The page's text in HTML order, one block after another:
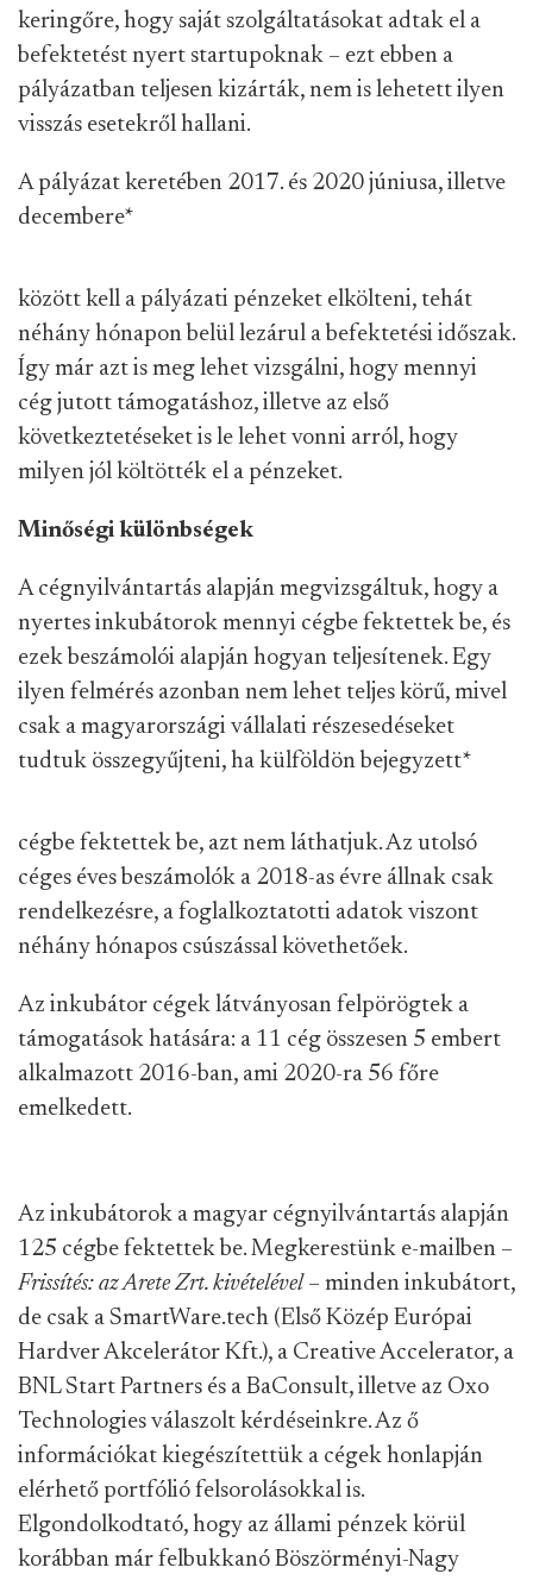
keringőre, hogy saját szolgáltatásokat adtak el a
befektetést nyert startupoknak – ezt ebben a
pályázatban teljesen kizárták, nem is lehetett ilyen
visszás esetekről hallani.
A pályázat keretében 2017. és 2020 júniusa, illetve
decembere*
között kell a pályázati pénzeket elkölteni, tehát
néhány hónapon belül lezárul a befektetési időszak.
Így már azt is meg lehet vizsgálni, hogy mennyi
cég jutott támogatáshoz, illetve az első
következtetéseket is le lehet vonni arról, hogy
milyen jól költötték el a pénzeket.
Minőségi különbségek
A cégnyilvántartás alapján megvizsgáltuk, hogy a
nyertes inkubátorok mennyi cégbe fektettek be, és
ezek beszámolói alapján hogyan teljesítenek. Egy
ilyen felmérés azonban nem lehet teljes körű, mivel
csak a magyarországi vállalati részesedéseket
tudtuk összegyűjteni, ha külföldön bejegyzett*
cégbe fektettek be, azt nem láthatjuk. Az utolsó
céges éves beszámolók a 2018-as évre állnak csak
rendelkezésre, a foglalkoztatotti adatok viszont
néhány hónapos csúszással követhetőek.
Az inkubátor cégek látványosan felpörögtek a
támogatások hatására: a 11 cég összesen 5 embert
alkalmazott 2016-ban, ami 2020-ra 56 főre
emelkedett.
Az inkubátorok a magyar cégnyilvántartás alapján
125 cégbe fektettek be. Megkerestünk e-mailben –
Frissítés: az Arete Zrt. kivételével – minden inkubátort,
de csak a SmartWare.tech (Első Közép Európai
Hardver Akcelerátor Kft.), a Creative Accelerator, a
BNL Start Partners és a BaConsult, illetve az Oxo
Technologies válaszolt kérdéseinkre. Az ő
információkat kiegészítettük a cégek honlapján
elérhető portfólió felsorolásokkal is.
Elgondolkodtató, hogy az állami pénzek körül
korábban már felbukkanó Böszörményi-Nagy